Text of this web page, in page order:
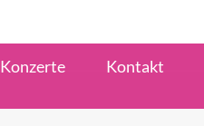
Konzerte Kontakt